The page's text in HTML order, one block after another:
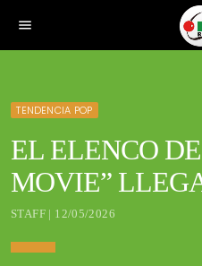
menu
TENDENCIA POP
EL ELENCO
MOVIE”
STAFF | 12/05/2026